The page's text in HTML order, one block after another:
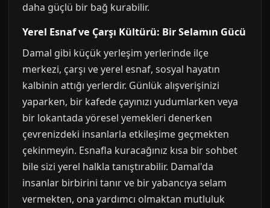
daha güçlü bir bağ kurabilir.
Yerel Esnaf ve Çarşı Kültürü: Bir Selamın Gücü
Damal gibi küçük yerleşim yerlerinde ilçe
merkezi, çarşı ve yerel esnaf, sosyal hayatın
kalbinin attığı yerlerdir. Günlük alışverişinizi
yaparken, bir kafede çayınızı yudumlarken veya
bir lokantada yöresel yemekleri denerken
çevrenizdeki insanlarla etkileşime geçmekten
çekinmeyin. Esnafla kuracağınız kısa bir sohbet
bile sizi yerel halkla tanıştırabilir. Damal'da
insanlar birbirini tanır ve bir yabancıya selam
vermekten, ona yardımcı olmaktan mutluluk